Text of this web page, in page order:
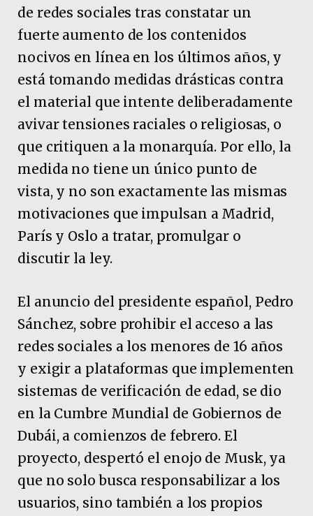
de redes sociales tras constatar un
fuerte aumento de los contenidos
nocivos en línea en los últimos años, y
está tomando medidas drásticas contra
el material que intente deliberadamente
avivar tensiones raciales o religiosas, o
que critiquen a la monarquía. Por ello, la
medida no tiene un único punto de
vista, y no son exactamente las mismas
motivaciones que impulsan a Madrid,
París y Oslo a tratar, promulgar o
discutir la ley.
El anuncio del presidente español, Pedro
Sánchez, sobre prohibir el acceso a las
redes sociales a los menores de 16 años
y exigir a plataformas ‌que implementen
sistemas de verificación de edad, se dio
en la Cumbre Mundial de Gobiernos de
Dubái, a comienzos de febrero. El
proyecto, despertó el enojo de Musk, ya
que no solo busca responsabilizar a los
usuarios, sino también a los propios